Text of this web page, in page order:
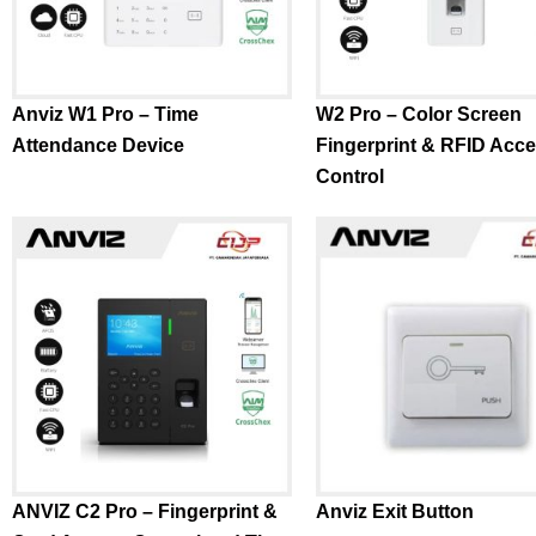
Anviz W1 Pro – Time
Attendance Device
W2 Pro – Color Screen
Fingerprint & RFID
Control
ANVIZ C2 Pro – Fingerprint &
Anviz Exit Button